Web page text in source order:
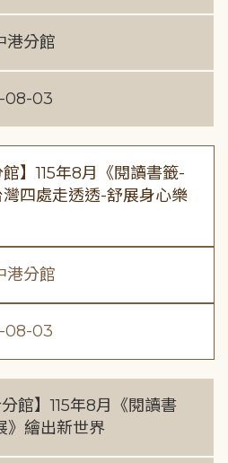
港分館
08-03
館】115年8月《閱讀書籤-
四處走透透-舒展身心樂
港分館
08-03
分館】115年8月《閱讀書
》繪出新世界